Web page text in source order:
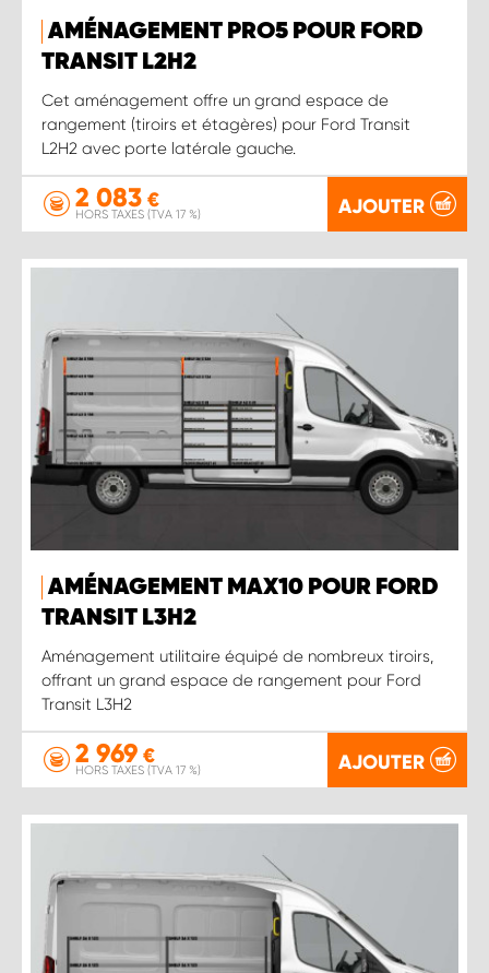
AMÉNAGEMENT PRO5 POUR FORD
TRANSIT L2H2
Cet aménagement offre un grand espace de
rangement (tiroirs et étagères) pour Ford Transit
L2H2 avec porte latérale gauche.
2 083 €
HORS TAXES (TVA 17 %) AJOUTER
AMÉNAGEMENT MAX10 POUR FORD
TRANSIT L3H2
Aménagement utilitaire équipé de nombreux tiroirs,
offrant un grand espace de rangement pour Ford
Transit L3H2
2 969 €
HORS TAXES (TVA 17 %) AJOUTER